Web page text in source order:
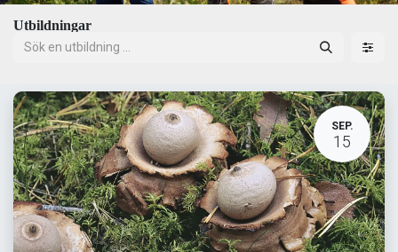
Utbildningar
SEP.
15